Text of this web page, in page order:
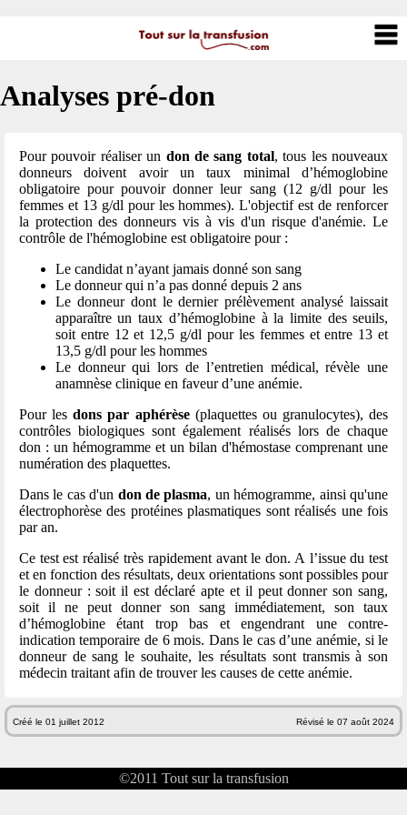
Analyses pré-don
Pour pouvoir réaliser un don de sang total, tous les nouveaux
donneurs doivent avoir un taux minimal d’hémoglobine
obligatoire pour pouvoir donner leur sang (12 g/dl pour les
femmes et 13 g/dl pour les hommes). L'objectif est de renforcer
la protection des donneurs vis à vis d'un risque d'anémie. Le
contrôle de l'hémoglobine est obligatoire pour :
Le candidat n’ayant jamais donné son sang
Le donneur qui n’a pas donné depuis 2 ans
Le donneur dont le dernier prélèvement analysé laissait
apparaître un taux d’hémoglobine à la limite des seuils,
soit entre 12 et 12,5 g/dl pour les femmes et entre 13 et
13,5 g/dl pour les hommes
Le donneur qui lors de l’entretien médical, révèle une
anamnèse clinique en faveur d’une anémie.
Pour lesdons par aphérèse (plaquettes ou granulocytes), des
contrôles biologiques sont également réalisés lors de chaque
don : un hémogramme et un bilan d'hémostase comprenant une
numération des plaquettes.
Dans le cas d'un don de plasma, un hémogramme, ainsi qu'une
électrophorèse des protéines plasmatiques sont réalisés une fois
par an.
Ce test est réalisé très rapidement avant le don. A l’issue du test
et en fonction des résultats, deux orientations sont possibles pour
le donneur : soit il est déclaré apte et il peut donner son sang,
soit il ne peut donner son sang immédiatement, son taux
d’hémoglobine étant trop bas et engendrant une contre-
indication temporaire de 6 mois. Dans le cas d’une anémie, si le
donneur de sang le souhaite, les résultats sont transmis à son
médecin traitant afin de trouver les causes de cette anémie.
Créé le 01 juillet 2012 Révisé le 07 août 2024
©2011 Tout sur la transfusion